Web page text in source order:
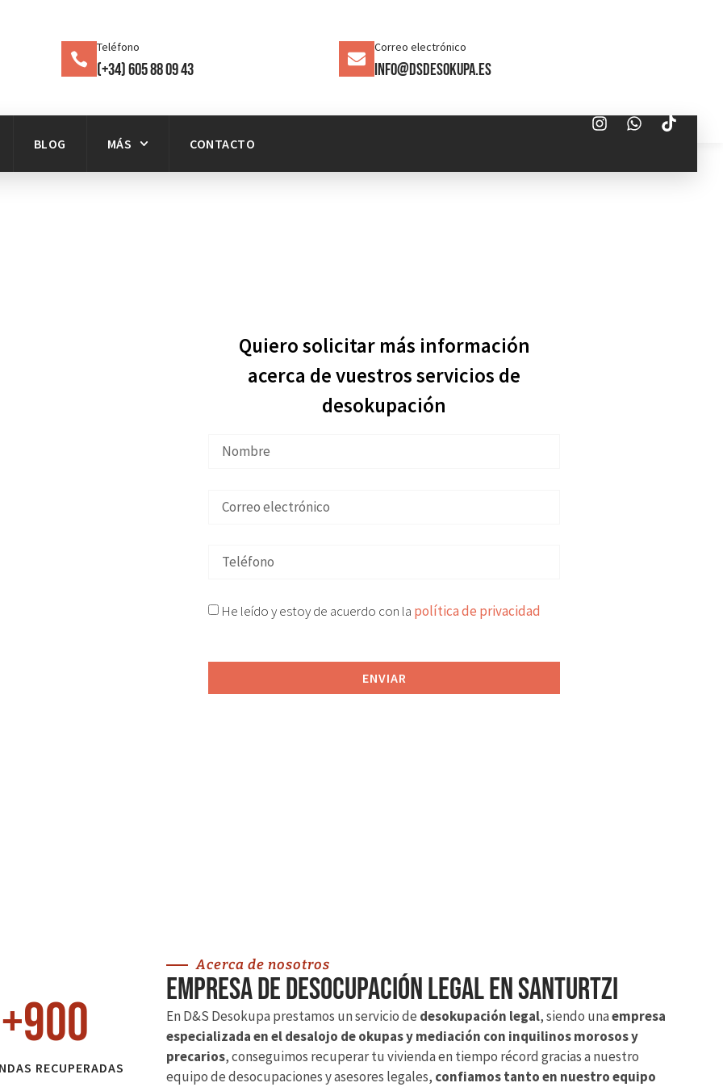
Teléfono
(+34) 605 88 09 43
Correo electrónico
info@dsdesokupa.es
BLOG MÁS CONTACTO
Quiero solicitar más información
acerca de vuestros servicios de
desokupación
He leído y estoy de acuerdo con la política de privacidad
ENVIAR
RECUPERADAS
+900
Acerca de nosotros
Empresa de desocupación legal en Santurtzi
En D&S Desokupa prestamos un servicio de desokupación legal, siendo unaempresa
especializada en el desalojo de okupas y mediación con inquilinos morosos y
precarios, conseguimos recuperar tu vivienda en tiempo récord gracias a nuestro
equipo de desocupaciones y asesores legales, confiamos tanto en nuestro equipo